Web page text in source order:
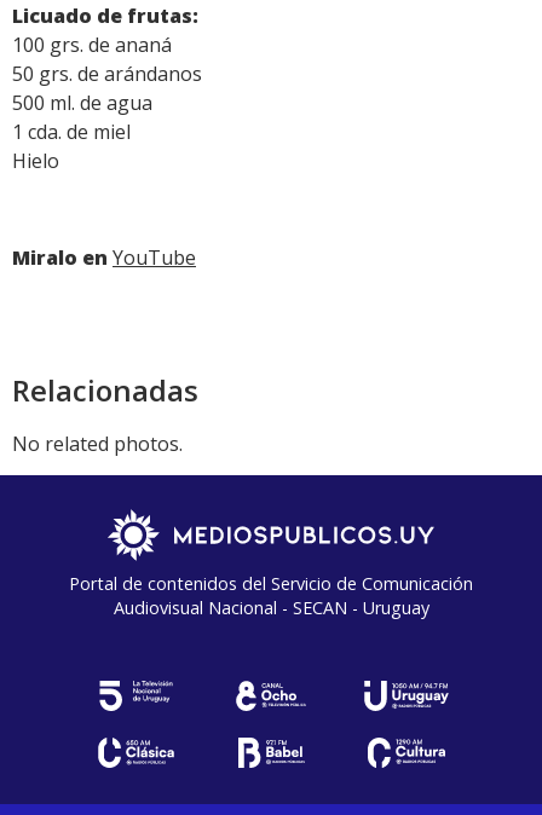
Licuado de frutas:
100 grs. de ananá
50 grs. de arándanos
500 ml. de agua
1 cda. de miel
Hielo
Miralo en YouTube
Relacionadas
No related photos.
Portal de contenidos del Servicio de Comunicación
Audiovisual Nacional - SECAN - Uruguay